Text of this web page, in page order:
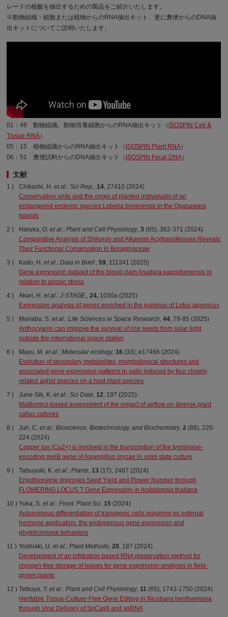
レードの核酸を抽出するための製品をご紹介いたします。
※動物組織・細胞または植物からのRNA抽出キット、更に糞便からのDNA抽
出キットについてご説明いたします。
01：48 動物組織、動物培養細胞からのRNA抽出キット（ ISOSPIN Cell &
Tissue RNA）
05：15 植物組織からのRNA抽出キット（ ISOSPIN Plant RNA）
06：51 糞便試料からのDNA抽出キット（ ISOSPIN Fecal DNA）
文献
Chikashi, H.et al.:Sci Rep.,14, 27410 (2024)
Conservation units and the origin of planted individuals of an
endangered endemic species Lobelia boninensis in the Ogasawara
Islands
Haruka, O.et al.:Plant and Cell Physiology,3 (65), 362-371 (2024)
Comparative Analysis of Shikonin and Alkannin Acyltransferases Reveals
Their Functional Conservation in Boraginaceae
Kaito, H.et al.:Data in Brief.,59, 111341 (2025)
Gene expression dataset of the blood clam Anadara kagoshimensis in
relation to anoxic stress
Akari, H.et al.:J-STAGE.,24, 1030a (2025)
Expression analysis of genes enriched in the pulvinus of Lotus japonicus
Manabu, S.et al.:Life Sciences in Space Research,44, 79-85 (2025)
Anthocyanin can improve the survival of rice seeds from solar light
outside the international space station
Mayu, M.et al.:Molecular ecology,16 (33), e17466 (2024)
Evolution of secondary metabolites, morphological structures and
associated gene expression patterns in galls induced by four closely
related aphid species on a host plant species
June-Sik, K.et al.:Sci Data,12, 197 (2025)
Multiomics-based assessment of the impact of airflow on diverse plant
callus cultures
Jun, C.et al.:Bioscience, Biotechnology, and Biochemistry,2 (88), 220-
224 (2024)
Copper ion (Cu2+) is involved in the transcription of the tyrosinase-
encoding melB gene of Aspergillus oryzae in solid-state culture
Tatsuyuki, K.et al.:Plants,13 (17), 2487 (2024)
Ergothioneine Improves Seed Yield and Flower Number through
FLOWERING LOCUS T Gene Expression in Arabidopsis thaliana
Yuka, S.et al.:Front. Plant Sci.15 (2024)
Autonomous differentiation of transgenic cells requiring no external
hormone application: the endogenous gene expression and
phytohormone behaviors
Yoshiaki, U.et al.:Plant Methods,20, 187 (2024)
Development of an infiltration-based RNA preservation method for
cryogen-free storage of leaves for gene expression analyses in field-
grown plants
Tetsuya, Y.et al.:Plant and Cell Physiology,11 (65), 1743-1750 (2024)
Heritable Tissue-Culture-Free Gene Editing in Nicotiana benthamiana
through Viral Delivery of SpCas9 and sgRNA